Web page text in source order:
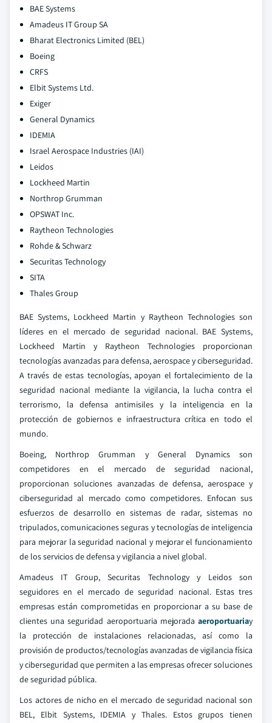
BAE Systems
Amadeus IT Group SA
Bharat Electronics Limited (BEL)
Boeing
CRFS
Elbit Systems Ltd.
Exiger
General Dynamics
IDEMIA
Israel Aerospace Industries (IAI)
Leidos
Lockheed Martin
Northrop Grumman
OPSWAT Inc.
Raytheon Technologies
Rohde & Schwarz
Securitas Technology
SITA
Thales Group
BAE Systems, Lockheed Martin y Raytheon Technologies son
líderes en el mercado de seguridad nacional. BAE Systems,
Lockheed Martin y Raytheon Technologies proporcionan
tecnologías avanzadas para defensa, aerospace y ciberseguridad.
A través de estas tecnologías, apoyan el fortalecimiento de la
seguridad nacional mediante la vigilancia, la lucha contra el
terrorismo, la defensa antimisiles y la inteligencia en la
protección de gobiernos e infraestructura crítica en todo el
mundo.
Boeing, Northrop Grumman y General Dynamics son
competidores en el mercado de seguridad nacional,
proporcionan soluciones avanzadas de defensa, aerospace y
ciberseguridad al mercado como competidores. Enfocan sus
esfuerzos de desarrollo en sistemas de radar, sistemas no
tripulados, comunicaciones seguras y tecnologías de inteligencia
para mejorar la seguridad nacional y mejorar el funcionamiento
de los servicios de defensa y vigilancia a nivel global.
Amadeus IT Group, Securitas Technology y Leidos son
seguidores en el mercado de seguridad nacional. Estas tres
empresas están comprometidas en proporcionar a su base de
clientes una seguridad aeroportuaria mejorada aeroportuariay
la protección de instalaciones relacionadas, así como la
provisión de productos/tecnologías avanzadas de vigilancia física
y ciberseguridad que permiten a las empresas ofrecer soluciones
de seguridad pública.
Los actores de nicho en el mercado de seguridad nacional son
BEL, Elbit Systems, IDEMIA y Thales. Estos grupos tienen